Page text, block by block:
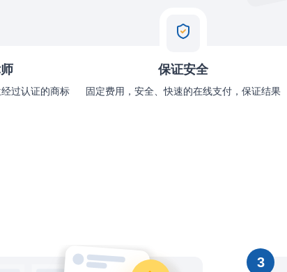
过认证的商标
保证安全
固定费用，安全、快速的在线支付，保证结果
3